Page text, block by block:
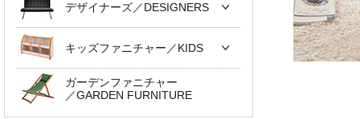
デザイナーズ／DESIGNERS
キッズファニチャー／KIDS
ガーデンファニチャー
／GARDEN FURNITURE